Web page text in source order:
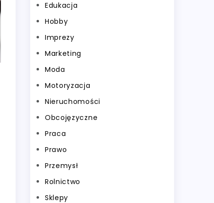
Edukacja
Hobby
Imprezy
Marketing
Moda
Motoryzacja
Nieruchomości
Obcojęzyczne
Praca
Prawo
Przemysł
Rolnictwo
Sklepy